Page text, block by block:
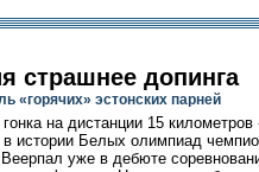
страшнее допинга
«горячих» эстонских парней
на дистанции 15 километров
истории Белых олимпиад
уже в дебюте